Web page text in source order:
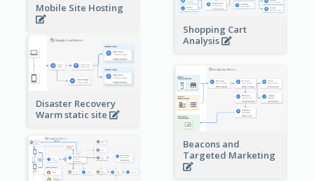
Mobile Site Hosting
Shopping Cart
Analysis
Disaster Recovery
Warm static site
Beacons and
Targeted Marketing